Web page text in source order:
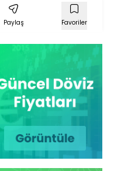
Paylaş Favoriler